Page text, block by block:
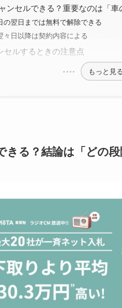
ンセルできる？重要なのは「車
の翌日までは無料で解除できる
々日以降は契約内容による
セルするときの注意点
もっと見る
る？結論は「どの段